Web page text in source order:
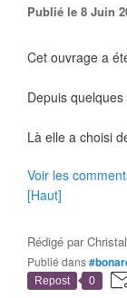
Publié le 8 Juin
Cet ouvrage a
Depuis
Là elle a choisi
Voir les
[Haut]
Rédigé par
Publié dans
Repost 0